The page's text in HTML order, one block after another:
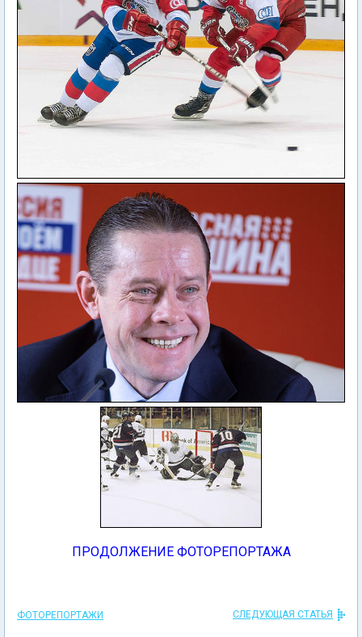
ПРОДОЛЖЕНИЕ ФОТОРЕПОРТАЖА
ФОТОРЕПОРТАЖИ СЛЕДУЮЩАЯ СТАТЬЯ